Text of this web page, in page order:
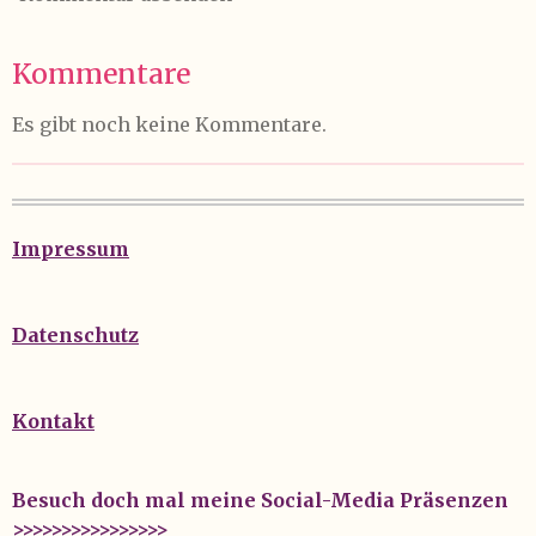
Kommentare
Es gibt noch keine Kommentare.
Impressum
Datenschutz
Kontakt
Besuch doch mal meine Social-Media Präsenzen
>>>>>>>>>>>>>>>>